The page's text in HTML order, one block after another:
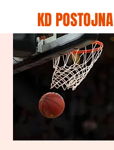
KD POSTOJNA